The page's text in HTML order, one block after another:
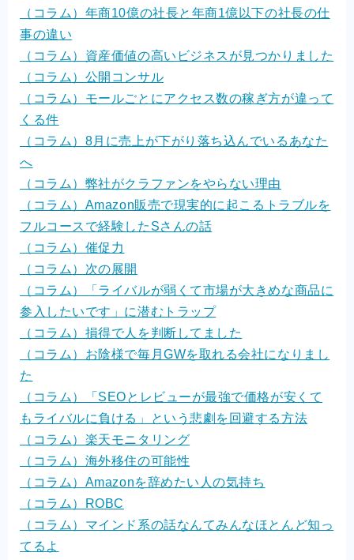
（コラム）年商10億の社長と年商1億以下の社長の仕
事の違い
（コラム）資産価値の高いビジネスが見つかりました
（コラム）公開コンサル
（コラム）モールごとにアクセス数の稼ぎ方が違って
くる件
（コラム）8月に売上が下がり落ち込んでいるあなた
へ
（コラム）弊社がクラファンをやらない理由
（コラム）Amazon販売で現実的に起こるトラブルを
フルコースで経験したSさんの話
（コラム）催促力
（コラム）次の展開
（コラム）「ライバルが弱くて市場が大きめな商品に
参入したいです」に潜むトラップ
（コラム）損得で人を判断してました
（コラム）お陰様で毎月GWを取れる会社になりまし
た
（コラム）「SEOとレビューが最強で価格が安くて
もライバルに負ける」という悲劇を回避する方法
（コラム）楽天モニタリング
（コラム）海外移住の可能性
（コラム）Amazonを辞めたい人の気持ち
（コラム）ROBC
（コラム）マインド系の話なんてみんなほとんど知っ
てるよ